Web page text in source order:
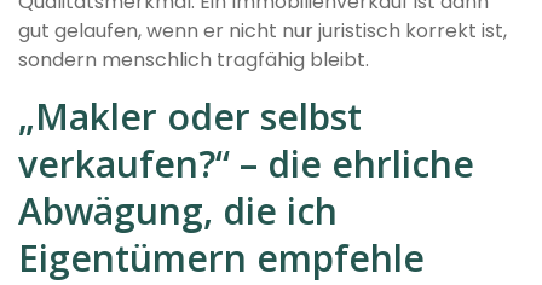
gut gelaufen, wenn er nicht nur juristisch korrekt ist,
sondern menschlich tragfähig bleibt.
„Makler oder selbst
verkaufen?“ – die ehrliche
Abwägung, die ich
Eigentümern empfehle